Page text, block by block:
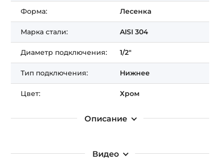
Описание
Форма: Лесенка
Марка стали: AISI 304
Диаметр подключения: 1/2"
Тип подключения: Нижнее
Цвет: Хром
Видео
Получить СКИДКУ!